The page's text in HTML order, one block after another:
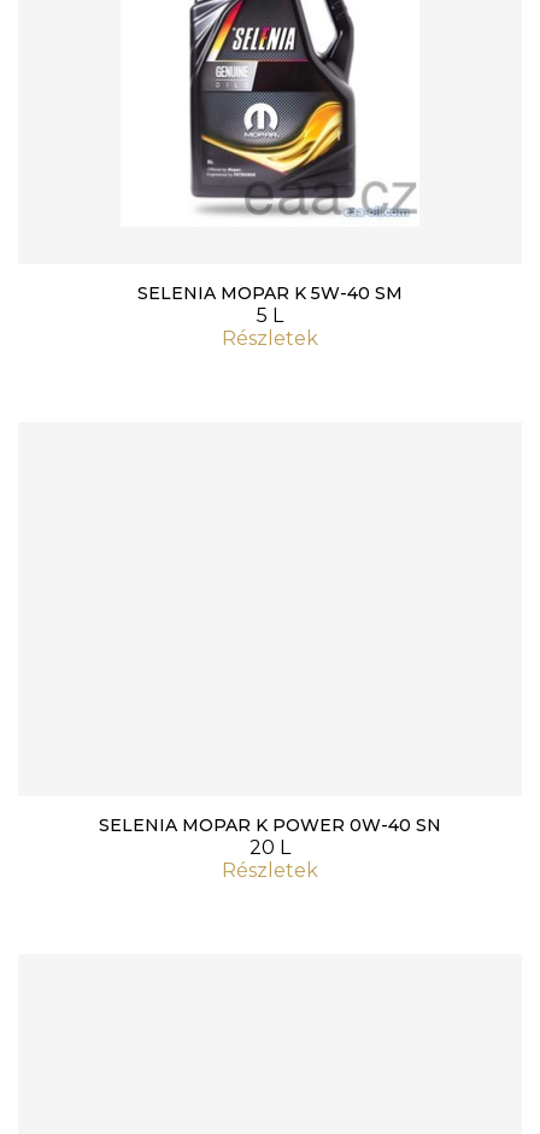
SELENIA MOPAR K 5W-40 SM
5 L
Részletek
SELENIA MOPAR K POWER 0W-40 SN
20 L
Részletek